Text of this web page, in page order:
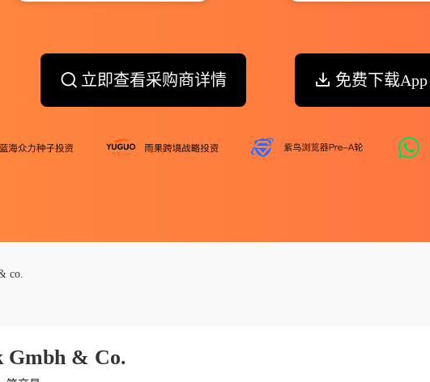
立即查看采购商详情 免费下载App
co.
Gmbh & Co.